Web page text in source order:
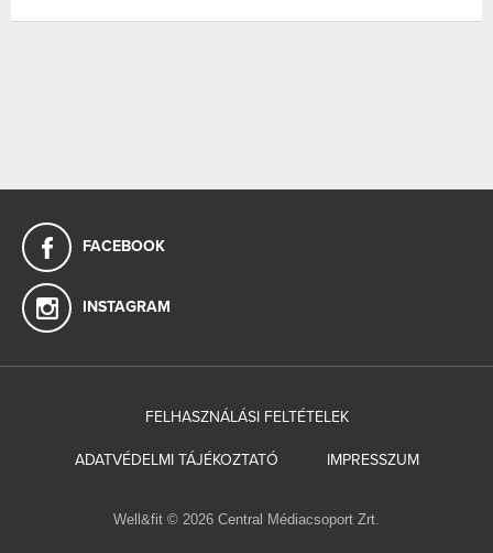
FACEBOOK
INSTAGRAM
FELHASZNÁLÁSI FELTÉTELEK
ADATVÉDELMI TÁJÉKOZTATÓ IMPRESSZUM
Well&fit © 2026 Central Médiacsoport Zrt.